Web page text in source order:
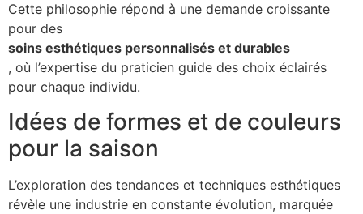
Cette philosophie répond à une demande croissante
pour des
soins esthétiques personnalisés et durables
, où l’expertise du praticien guide des choix éclairés
pour chaque individu.
Idées de formes et de couleurs
pour la saison
L’exploration des tendances et techniques esthétiques
révèle une industrie en constante évolution, marquée